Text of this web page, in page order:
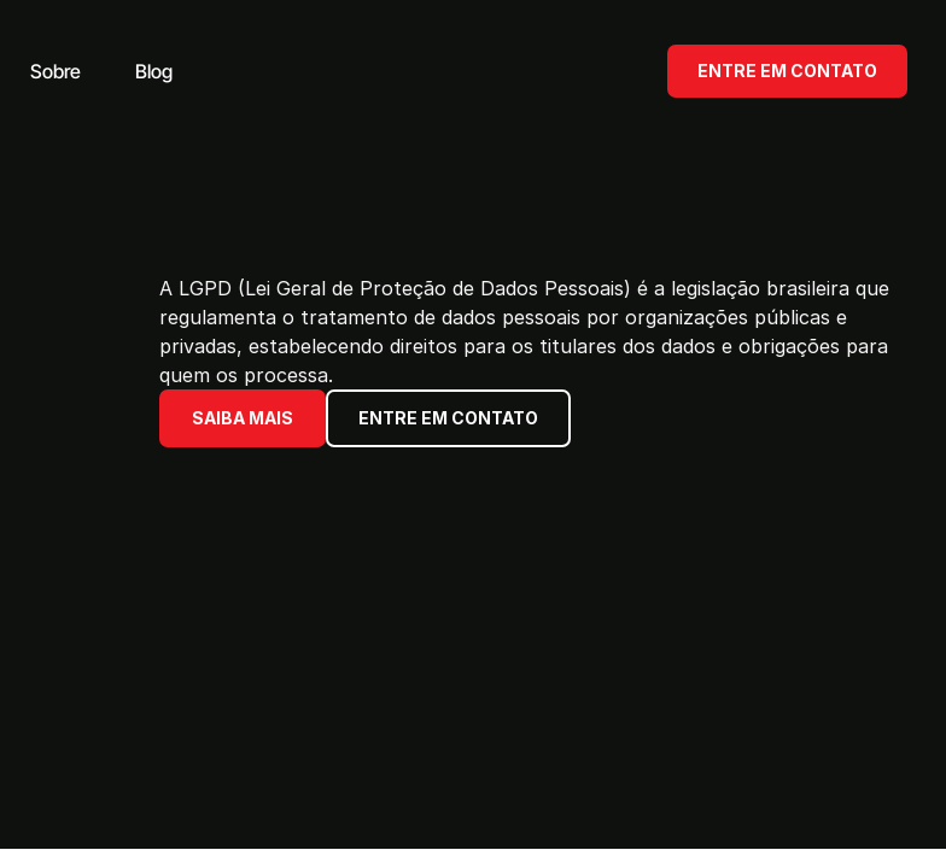
Sobre Blog ENTRE EM CONTATO
A LGPD (Lei Geral de Proteção de Dados Pessoais) é a legislação brasileira que
regulamenta o tratamento de dados pessoais por organizações públicas e
privadas, estabelecendo direitos para os titulares dos dados e obrigações para
quem os processa.
SAIBA MAIS ENTRE EM CONTATO